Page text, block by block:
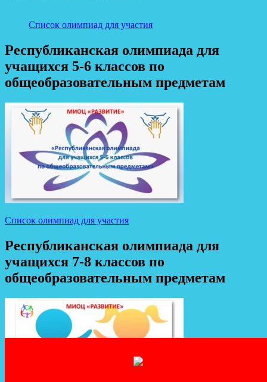
Список олимпиад для участия
Республиканская олимпиада для
учащихся 5-6 классов по
общеобразовательным предметам
Список олимпиад для участия
Республиканская олимпиада для
учащихся 7-8 классов по
общеобразовательным предметам